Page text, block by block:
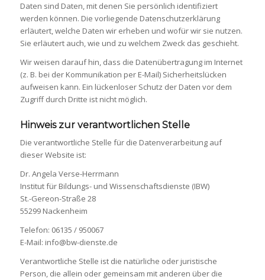
Daten sind Daten, mit denen Sie persönlich identifiziert
werden können. Die vorliegende Datenschutzerklärung
erläutert, welche Daten wir erheben und wofür wir sie nutzen.
Sie erläutert auch, wie und zu welchem Zweck das geschieht.
Wir weisen darauf hin, dass die Datenübertragung im Internet
(z. B. bei der Kommunikation per E-Mail) Sicherheitslücken
aufweisen kann. Ein lückenloser Schutz der Daten vor dem
Zugriff durch Dritte ist nicht möglich.
Hinweis zur verantwortlichen Stelle
Die verantwortliche Stelle für die Datenverarbeitung auf
dieser Website ist:
Dr. Angela Verse-Herrmann
Institut für Bildungs- und Wissenschaftsdienste (IBW)
St.-Gereon-Straße 28
55299 Nackenheim
Telefon: 06135 / 950067
E-Mail: info@bw-dienste.de
Verantwortliche Stelle ist die natürliche oder juristische
Person, die allein oder gemeinsam mit anderen über die